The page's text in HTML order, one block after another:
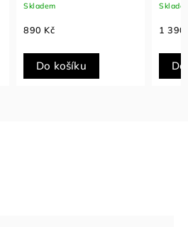
Skladem
890 Kč
Do košíku
1 390